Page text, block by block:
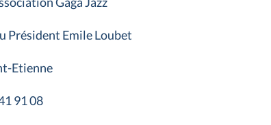
Président Emile Loubet
Etienne
91 08